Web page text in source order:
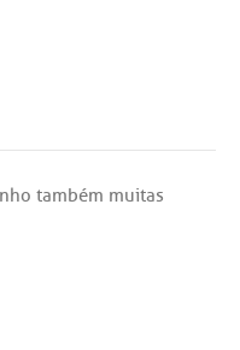
também muitas